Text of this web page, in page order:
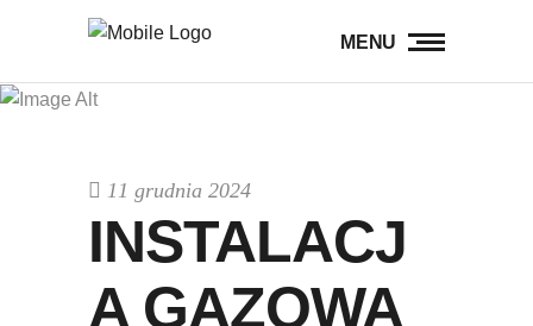
MENU
11 grudnia 2024
INSTALACJ
A GAZOWA